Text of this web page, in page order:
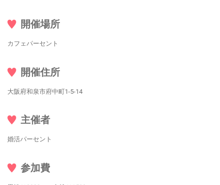
開催場所
カフェパーセント
開催住所
大阪府和泉市府中町1-5-14
主催者
婚活パーセント
参加費